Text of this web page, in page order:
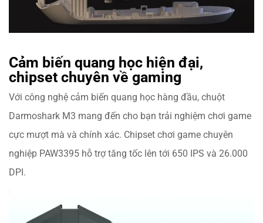
Cảm biến quang học hiện đại,
chipset chuyên về gaming
Với công nghệ cảm biến quang học hàng đầu, chuột
Darmoshark M3 mang đến cho bạn trải nghiệm chơi game
cực mượt mà và chính xác. Chipset chơi game chuyên
nghiệp PAW3395 hỗ trợ tăng tốc lên tới 650 IPS và 26.000
DPI.